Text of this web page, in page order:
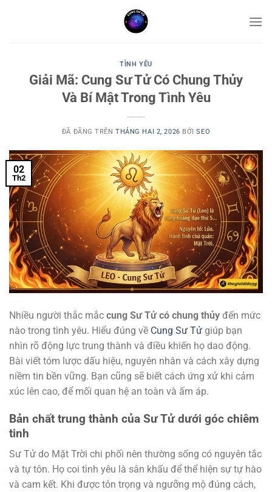
TÌNH YÊU
Giải Mã: Cung Sư Tử Có Chung Thủy
Và Bí Mật Trong Tình Yêu
ĐÃ ĐĂNG TRÊNTHÁNG HAI 2, 2026 BỞISEO
02
Th2
Nhiều người thắc mắc cung Sư Tử có chung thủy đến mức
nào trong tình yêu. Hiểu đúng về Cung Sư Tử giúp bạn
nhìn rõ động lực trung thành và điều khiến họ dao động.
Bài viết tóm lược dấu hiệu, nguyên nhân và cách xây dựng
niềm tin bền vững. Bạn cũng sẽ biết cách ứng xử khi cảm
xúc lên cao, để mối quan hệ an toàn và ấm áp.
Bản chất trung thành của Sư Tử dưới góc chiêm
tinh
Sư Tử do Mặt Trời chi phối nên thường sống có nguyên tắc
và tự tôn. Họ coi tình yêu là sân khấu để thể hiện sự tự hào
và cam kết. Khi được tôn trọng và ngưỡng mộ đúng cách,